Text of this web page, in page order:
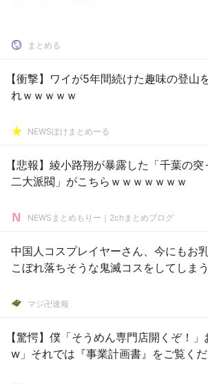
まとめる
【衝撃】ワイが5年間続けた趣味の登山
れｗｗｗｗｗ
NEWSぽけまとめーる
【悲報】綾小路翔が暴露した「千葉の
二大派閥」がこちらｗｗｗｗｗｗｗ
NEWSまとめもりー｜2chまとめブログ
中国人コスプレイヤーさん、今にもお
こぼれ落ちそうな鬼滅コスをしてしまう
マジ卍速報
【驚愕】僕「そうめん専門店開くぞ！
w」それでは『事業計画書』をご覧く